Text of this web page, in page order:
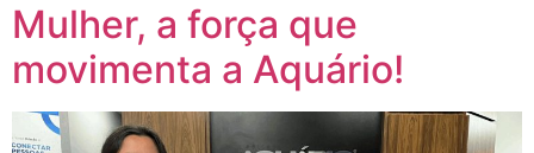
Mulher, a força que
movimenta a Aquário!